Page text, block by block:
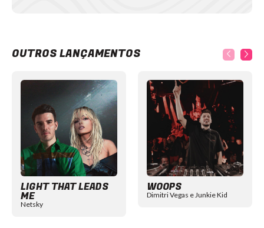
OUTROS LANÇAMENTOS
LIGHT THAT LEADS
ME
Netsky
WOOPS
Dimitri Vegas e Junkie Kid